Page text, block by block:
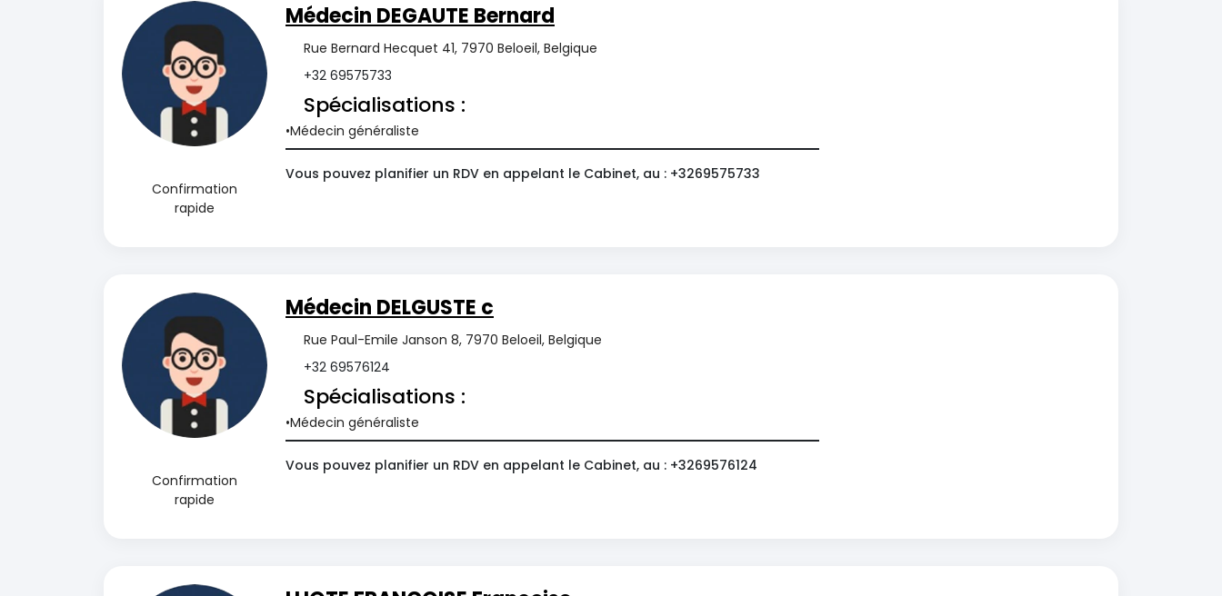
Confirmation
rapide
Médecin DEGAUTE Bernard
Rue Bernard Hecquet 41, 7970 Beloeil, Belgique
+32 69575733
Spécialisations :
Médecin généraliste
Vous pouvez planifier un RDV en appelant le Cabinet, au : +3269575733
Confirmation
rapide
Médecin DELGUSTE c
Rue Paul-Emile Janson 8, 7970 Beloeil, Belgique
+32 69576124
Spécialisations :
Médecin généraliste
Vous pouvez planifier un RDV en appelant le Cabinet, au : +3269576124